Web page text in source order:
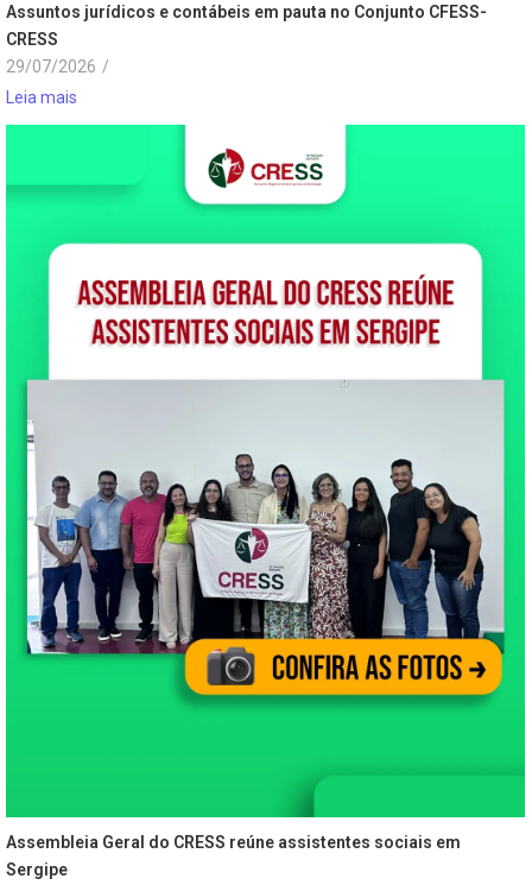
Assuntos jurídicos e contábeis em pauta no Conjunto CFESS-
CRESS
29/07/2026 /
Leia mais
Assembleia Geral do CRESS reúne assistentes sociais em
Sergipe